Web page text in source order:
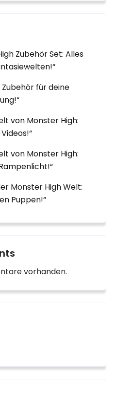
Zubehör Set: Alles
für deine
von Monster High:
von Monster High:
Monster High Welt:
Puppen!“
vorhanden.